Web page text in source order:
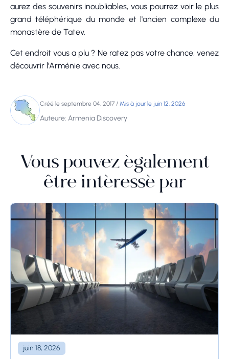
aurez des souvenirs inoubliables, vous pourrez voir le plus
grand téléphérique du monde et l'ancien complexe du
monastère de Tatev.
Cet endroit vous a plu ? Ne ratez pas votre chance, venez
découvrir l'Arménie avec nous.
Créé le septembre 04, 2017 / Mis à jour le juin 12, 2026
Auteure: Armenia Discovery
Vous pouvez également
être intéressé par
juin 18, 2026